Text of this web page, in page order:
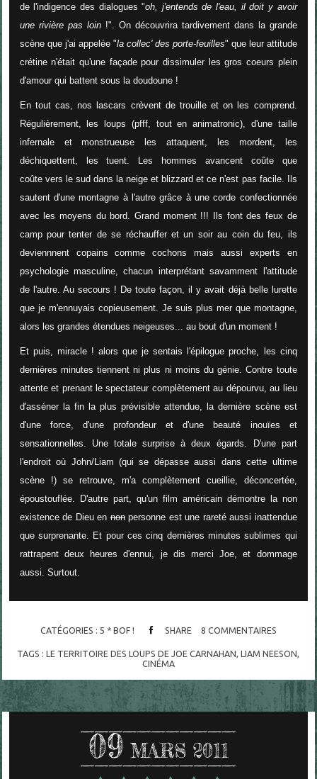
de l'indigence des dialogues "oh, j'entends de l'eau, il doit y avoir
une rivière pas loin!". On découvrira tardivement dans la grande
scène que j'ai appelée "la collec' des porte-feuilles" que leur attitude
crétine n'était qu'une façade pour dissimuler les gros coeurs plein
d'amour qui battent sous la doudoune !
En tout cas, nos lascars crèvent de trouille et on les comprend.
Régulièrement, les loups (pfff, tout en animatronic), d'une taille
infernale et monstrueuse les attaquent, les mordent, les
déchiquettent, les tuent. Les hommes avancent coûte que
coûte vers le sud dans la neige et blizzard et ce n'est pas facile. Ils
sautent d'une montagne à l'autre grâce à une corde confectionnée
avec les moyens du bord. Grand moment !!! Ils font des feux de
camp pour tenter de se réchauffer et un soir au coin du feu, ils
deviennnent copains comme cochons mais aussi experts en
psychologie masculine, chacun interprétant savamment l'attitude
de l'autre. Au secours ! De toute façon, il y avait déjà belle lurette
que je m'ennuyais copieusement. Je suis plus mer que montagne,
alors les grandes étendues neigeuses... au bout d'un moment !
Et puis, miracle ! alors que je sentais l'épilogue proche, les cinq
dernières minutes tiennent ni plus ni moins du génie. Contre toute
attente et prenant le spectateur complètement au dépourvu, au lieu
d'asséner la fin la plus prévisible attendue, la dernière scène est
d'une force, d'une profondeur et d'une beauté inouïes et
sensationnelles. Une totale surprise à deux égards. D'une part
l'endroit où John/Liam (qui se dépasse aussi dans cette ultime
scène !) se retrouve, m'a complètement cueillie, déconcertée,
époustouflée. D'autre part, qu'un film américain démontre la non
existence de Dieu ennonpersonne est une rareté aussi inattendue
que surprenante. Et pour ces cinq dernières minutes sublimes qui
rattrapent deux heures d'ennui, je dis merci Joe, et dommage
aussi. Surtout.
CATÉGORIES : 5 * BOF ! SHARE 8 COMMENTAIRES
TAGS :LE TERRITOIRE DES LOUPS DE JOE CARNAHAN,LIAM NEESON,
CINÉMA
09 MARS 2011